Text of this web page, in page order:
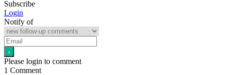
Subscribe
Login
Notify of
Please login to comment
1 Comment